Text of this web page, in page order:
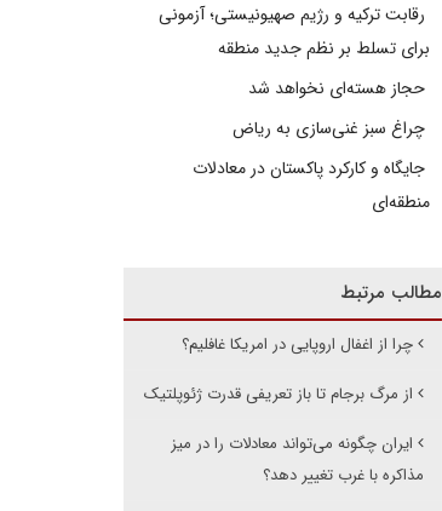
رقابت ترکیه و رژیم صهیونیستی؛ آزمونی
برای تسلط بر نظم جدید منطقه
حجاز هسته‌ای نخواهد شد
چراغ سبز غنی‌سازی به ریاض
جایگاه و کارکرد پاکستان در معادلات
منطقه‌ای
مطالب مرتبط
چرا از اغفال اروپایی در امریکا غافلیم؟
از مرگ برجام تا باز تعریفی قدرت ژئوپلتیک
ایران چگونه می‌‌تواند معادلات را در میز
مذاکره با غرب تغییر دهد؟